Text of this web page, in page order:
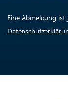
Eine Abmeldung ist